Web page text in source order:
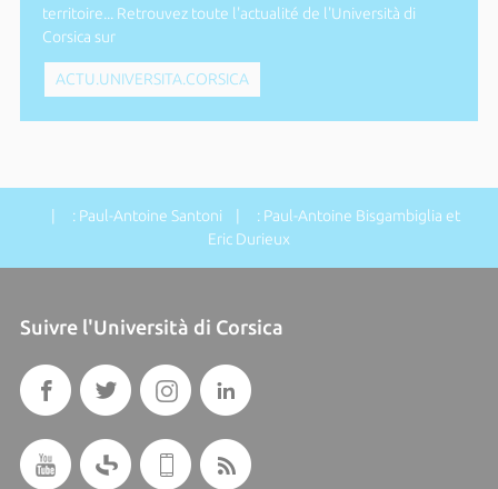
territoire... Retrouvez toute l'actualité de l'Università di
Corsica sur
ACTU.UNIVERSITA.CORSICA
| : Paul-Antoine Santoni | : Paul-Antoine Bisgambiglia et
Eric Durieux
Suivre l'Università di Corsica